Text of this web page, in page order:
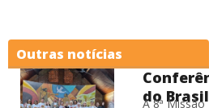
Outras notícias
do
A 8ª